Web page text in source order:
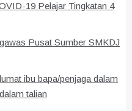
19 Pelajar Tingkatan 4
Pusat Sumber SMKDJ
ibu bapa/penjaga dalam
talian